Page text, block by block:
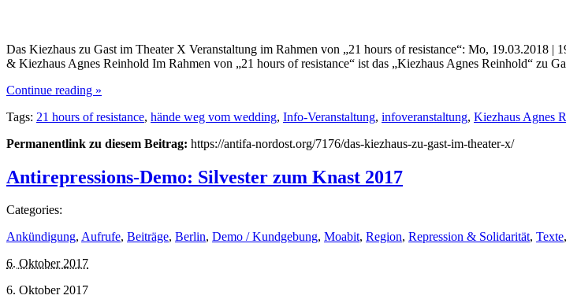
Das Kiezhaus zu Gast im Theater X Veranstaltung im Rahmen von „21 hours of resistance“: Mo, 19.03.2018
& Kiezhaus Agnes Reinhold Im Rahmen von „21 hours of resistance“ ist das „Kiezhaus Agnes Reinhold“ zu
Continue reading »
Tags: 21 hours of resistance, hände weg vom wedding, Info-Veranstaltung, infoveranstaltung, Kiezhaus Agnes
Permanentlink zu diesem Beitrag: https://antifa-nordost.org/7176/das-kiezhaus-zu-gast-im-theater-x/
Antirepressions-Demo: Silvester zum Knast 2017
Categories:
Ankündigung, Aufrufe, Beiträge, Berlin, Demo / Kundgebung, Moabit, Region, Repression & Solidarität, Texte,
6. Oktober 2017
6. Oktober 2017